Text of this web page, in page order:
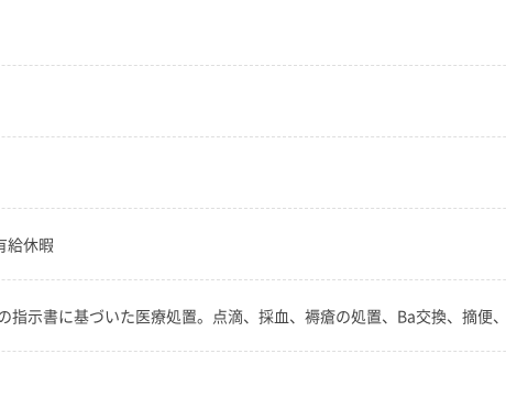
給休暇
指示書に基づいた医療処置。点滴、採血、褥瘡の処置、Ba交換、摘便